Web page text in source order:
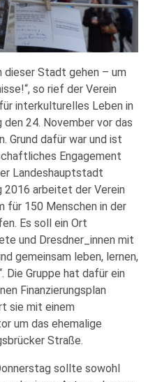
dieser Stadt gehen – um
so rief der Verein
interkulturelles Leben in
24. November vor das
Grund dafür war und ist
Engagement
Landeshauptstadt
arbeitet der Verein
für 150 Menschen in der
Es soll ein Ort
und Dresdner_innen mit
gemeinsam leben, lernen,
Die Gruppe hat dafür ein
Finanzierungsplan
sie mit einem
um das ehemalige
Straße.
sollte sowohl